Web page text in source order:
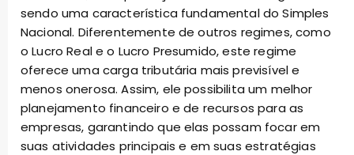
sendo uma característica fundamental do Simples
Nacional. Diferentemente de outros regimes, como
o Lucro Real e o Lucro Presumido, este regime
oferece uma carga tributária mais previsível e
menos onerosa. Assim, ele possibilita um melhor
planejamento financeiro e de recursos para as
empresas, garantindo que elas possam focar em
suas atividades principais e em suas estratégias